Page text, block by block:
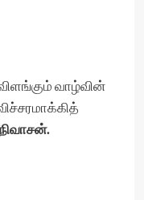
விளங்கும் வாழ்வின்